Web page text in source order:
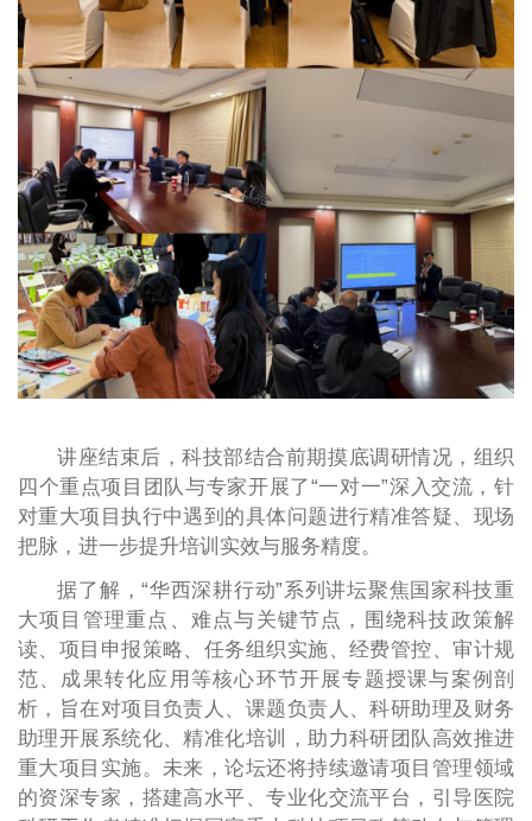
讲座结束后，科技部结合前期摸底调研情况，组织
四个重点项目团队与专家开展了“一对一”深入交流，针
对重大项目执行中遇到的具体问题进行精准答疑、现场
把脉，进一步提升培训实效与服务精度。
据了解，“华西深耕行动”系列讲坛聚焦国家科技重
大项目管理重点、难点与关键节点，围绕科技政策解
读、项目申报策略、任务组织实施、经费管控、审计规
范、成果转化应用等核心环节开展专题授课与案例剖
析，旨在对项目负责人、课题负责人、科研助理及财务
助理开展系统化、精准化培训，助力科研团队高效推进
重大项目实施。未来，论坛还将持续邀请项目管理领域
的资深专家，搭建高水平、专业化交流平台，引导医院